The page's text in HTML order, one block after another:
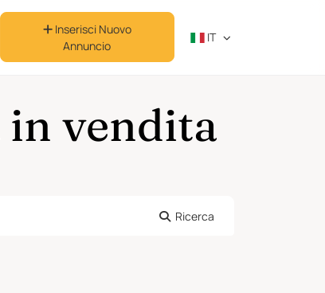
Inserisci Nuovo
Annuncio
IT
vendita
Ricerca